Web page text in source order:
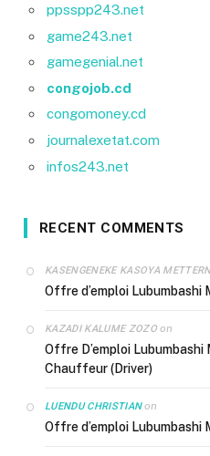
ppsspp243.net
game243.net
gamegenial.net
congojob.cd
congomoney.cd
journalexetat.com
infos243.net
RECENT COMMENTS
KASENGENEKE KASOYA
Offre d’emploi Lubumbashi
KAZADI KALUME ZOZOon
Offre D’emploi Lubumbashi
Chauffeur (Driver)
LUENDU CHRISTIANon
Offre d’emploi Lubumbashi